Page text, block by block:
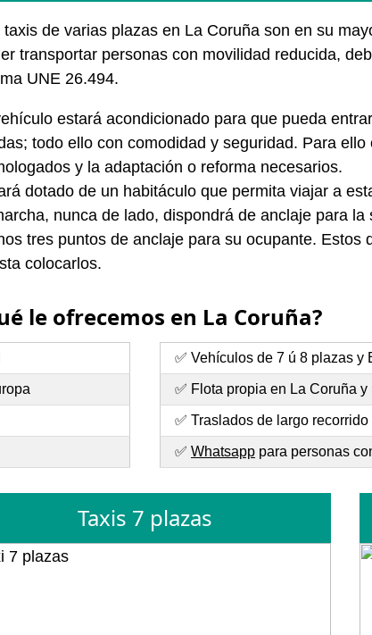
taxis de varias plazas en La Coruña son en su
transportar personas con movilidad reducida,
UNE 26.494.
estará acondicionado para que pueda
todo ello con comodidad y seguridad. Para
y la adaptación o reforma necesarios.
dotado de un habitáculo que permita viajar a
nunca de lado, dispondrá de anclaje para
tres puntos de anclaje para su ocupante. Estos
colocarlos.
le ofrecemos en La Coruña?
✅ Vehículos de 7 ú 8 plazas
✅ Flota propia en La Coruña
✅ Traslados de largo
✅ Whatsapppara personas
Taxis 7 plazas